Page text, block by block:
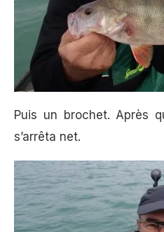
Puis un brochet. Après
s’arrêta net.